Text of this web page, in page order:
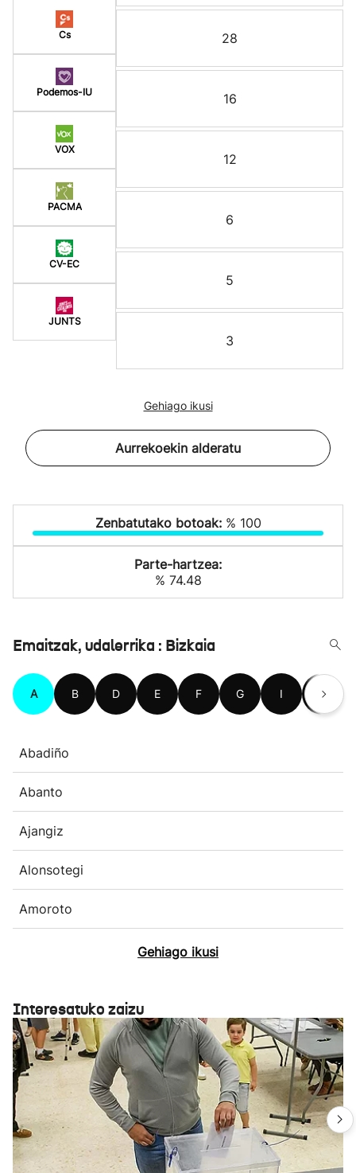
Cs
Podemos-IU
VOX
PACMA
CV-EC
JUNTS
28
16
12
6
5
3
Gehiago ikusi
Aurrekoekin alderatu
Zenbatutako botoak: % 100
Parte-hartzea:
% 74.48
Emaitzak, udalerrika : Bizkaia
A B D E F G I J
Abadiño
Abanto
Ajangiz
Alonsotegi
Amoroto
Gehiago ikusi
Interesatuko zaizu